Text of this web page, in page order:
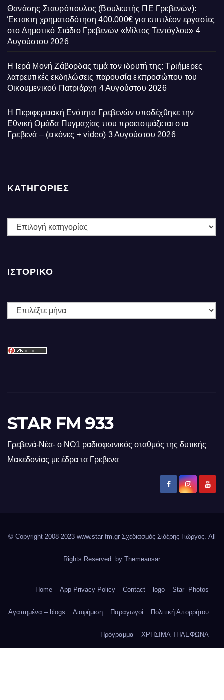
Θανάσης Σταυρόπουλος (Βουλευτής ΠΕ Γρεβενών):
Έκτακτη χρηματοδότηση 400.000€ για επιπλέον εργασίες
στο Δημοτικό Στάδιο Γρεβενών «Μίλτος Τεντόγλου» 4
Αυγούστου 2026
Η Ιερά Μονή Ζάβορδας τιμά τον ιδρυτή της: Τριήμερες
λατρευτικές εκδηλώσεις παρουσία εκπροσώπου του
Οικουμενικού Πατριάρχη 4 Αυγούστου 2026
Η Περιφερειακή Ενότητα Γρεβενών υποδέχθηκε την
Εθνική Ομάδα Πυγμαχίας που προετοιμάζεται στα
Γρεβενά – (εικόνες + video) 3 Αυγούστου 2026
ΚΑΤΗΓΟΡΙΕΣ
ΚΑΤΗΓΟΡΙΕΣ
ΙΣΤΟΡΙΚΌ
Ιστορικό
STAR FM 933
Γρεβενά-Νέα- ο ΝΟ1 ραδιοφωνικός σταθμός της δυτικής
Μακεδονίας με έδρα τα Γρεβενα
© Copyright 2008-2023 www.star-fm.gr Σχεδιασμός Σιδέρης Γιώργος. All
Rights Reserved. by Themeansar
Home App Privacy Policy Contact logo Star- Photos
Αγαπημένα – blogs Διαφήμιση Παραγωγοί Πολιτική Απορρήτου
Πρόγραμμα ΧΡΗΣΙΜΑ ΤΗΛΕΦΩΝΑ